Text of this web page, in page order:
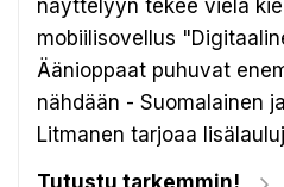
näyttelyyn tekee vielä
mobiilisovellus
Äänioppaat puhuvat
nähdään - Suomalainen
Litmanen tarjoaa